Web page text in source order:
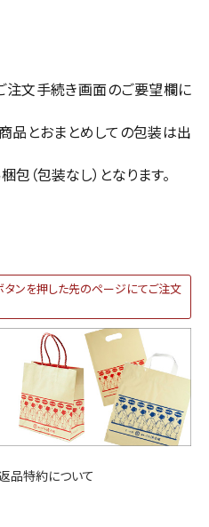
注文手続き画面のご要望欄に
品とおまとめしての包装は出
（包装なし）となります。
ンを押した先のページにてご注文
品特約について